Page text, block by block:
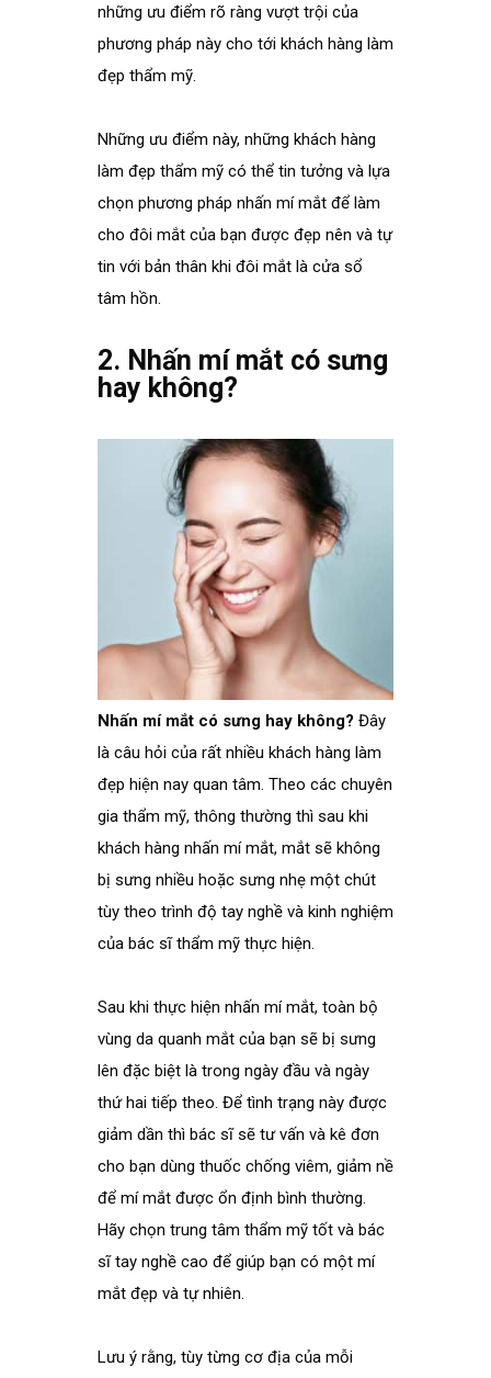
những ưu điểm rõ ràng vượt trội của
phương pháp này cho tới khách hàng làm
đẹp thẩm mỹ.
Những ưu điểm này, những khách hàng
làm đẹp thẩm mỹ có thể tin tưởng và lựa
chọn phương pháp nhấn mí mắt để làm
cho đôi mắt của bạn được đẹp nên và tự
tin với bản thân khi đôi mắt là cửa sổ
tâm hồn.
2. Nhấn mí mắt có sưng
hay không?
Nhấn mí mắt có sưng hay không? Đây
là câu hỏi của rất nhiều khách hàng làm
đẹp hiện nay quan tâm. Theo các chuyên
gia thẩm mỹ, thông thường thì sau khi
khách hàng nhấn mí mắt, mắt sẽ không
bị sưng nhiều hoặc sưng nhẹ một chút
tùy theo trình độ tay nghề và kinh nghiệm
của bác sĩ thẩm mỹ thực hiện.
Sau khi thực hiện nhấn mí mắt, toàn bộ
vùng da quanh mắt của bạn sẽ bị sưng
lên đặc biệt là trong ngày đầu và ngày
thứ hai tiếp theo. Để tình trạng này được
giảm dần thì bác sĩ sẽ tư vấn và kê đơn
cho bạn dùng thuốc chống viêm, giảm nề
để mí mắt được ổn định bình thường.
Hãy chọn trung tâm thẩm mỹ tốt và bác
sĩ tay nghề cao để giúp bạn có một mí
mắt đẹp và tự nhiên.
Lưu ý rằng, tùy từng cơ địa của mỗi